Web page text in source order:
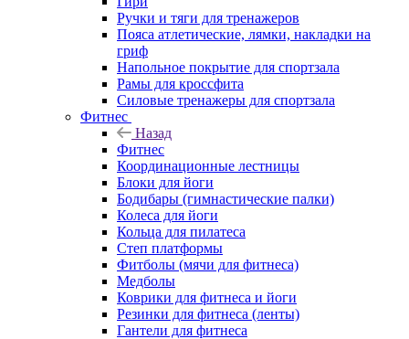
Ручки и тяги для тренажеров
Пояса атлетические, лямки, накладки на
гриф
Напольное покрытие для спортзала
Рамы для кроссфита
Силовые тренажеры для спортзала
Фитнес
Назад
Фитнес
Координационные лестницы
Блоки для йоги
Бодибары (гимнастические палки)
Колеса для йоги
Кольца для пилатеса
Степ платформы
Фитболы (мячи для фитнеса)
Медболы
Коврики для фитнеса и йоги
Резинки для фитнеса (ленты)
Гантели для фитнеса